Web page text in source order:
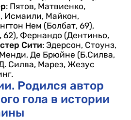
: Пятов, Матвиенко,
Исмаили, Майкон,
Нем (Болбат, 69),
62), Фернандо (Дентиньо,
Сити: Эдерсон, Стоунз,
Де Брюйне (Б.Силва,
Силва, Марез, Жезус
Родился автор
гола в истории